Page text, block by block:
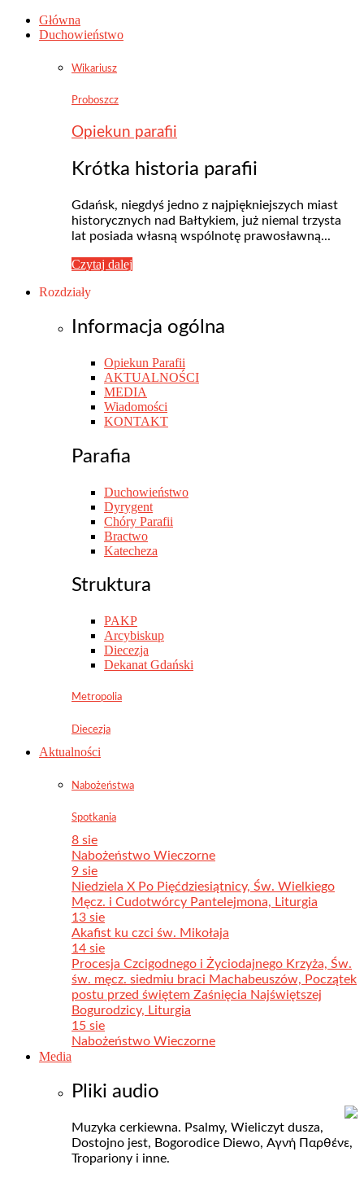
Główna
Duchowieństwo
Wikariusz
Proboszcz
Opiekun parafii
Krótka historia parafii
Gdańsk, niegdyś jedno z najpiękniejszych miast
historycznych nad Bałtykiem, już niemal trzysta
lat posiada własną wspólnotę prawosławną...
Czytaj dalej
Rozdziały
Informacja ogólna
Opiekun Parafii
AKTUALNOŚCI
MEDIA
Wiadomości
KONTAKT
Parafia
Duchowieństwo
Dyrygent
Chóry Parafii
Bractwo
Katecheza
Struktura
PAKP
Arcybiskup
Diecezja
Dekanat Gdański
Metropolia
Diecezja
Aktualności
Nabożeństwa
Spotkania
8 sie
Nabożeństwo Wieczorne
9 sie
Niedziela X Po Pięćdziesiątnicy, Św. Wielkiego
Męcz. i Cudotwórcy Pantelejmona, Liturgia
13 sie
Akafist ku czci św. Mikołaja
14 sie
Procesja Czcigodnego i Życiodajnego Krzyża, Św.
św. męcz. siedmiu braci Machabeuszów, Początek
postu przed świętem Zaśnięcia Najświętszej
Bogurodzicy, Liturgia
15 sie
Nabożeństwo Wieczorne
Media
Pliki audio
Muzyka cerkiewna. Psalmy, Wieliczyt dusza,
Dostojno jest, Bogorodice Diewo, Αγνή Пαρθένε,
Tropariony i inne.